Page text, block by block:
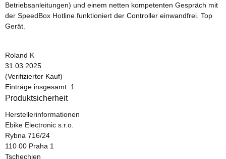
Betriebsanleitungen) und einem netten kompetenten Gespräch mit
der SpeedBox Hotline funktioniert der Controller einwandfrei. Top
Gerät.
Roland K
31.03.2025
(Verifizierter Kauf)
Einträge insgesamt: 1
Produktsicherheit
Herstellerinformationen
Ebike Electronic s.r.o.
Rybna 716/24
110 00 Praha 1
Tschechien